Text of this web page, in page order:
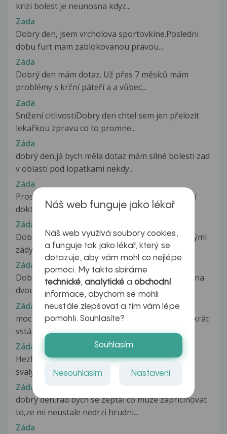
krizi bolest je neunosna kdyz...
Zada
Dobry den, jsem vrcholova sportovkine.Posledni
dobu furt mam zablokovanou pravou...
Záda
Dobrý den mám dotaz. Už přes 7 měsíců mám
problémy s krční páteří a a vůbec...
Zada
Snížení citlivostiDobry den chtel sem jen přelozit
lekařkou zpravu co to promne...
Záda
dobrý den,já bych měla dotaz mám silné bolesti zad
v oblasti pod lopatkami nekdy...
Záda
Prosím o vysvětlení rentgenového snímku, paní
doktorka jej založila zpět a jen...
Záda
Dobrý den, již několik let mám problém s bolavými
zády. Vždy to po čase přešlo...
Záda
Dobrý den, prosím o radu. O víkendu jsem byla na
dvoudenním semináři hormonální...
Záda
moc mě bolí dole v bederní části a nemohu kolikrát
vstát i z postele jsou to...
Záda
Hezký den,chtěla by jsem se vás zeptat bolí mě
svaly na zádech pod lopatkami...
Záda
dobry den,rád bych se zeptal co muze zapricinovat
to,ze mi neustale nedrzi hrudni...
Záda
Náš web funguje jako lékař
Náš web využívá soubory cookies,
a funguje tak jako lékař, který se
dotazuje, aby vám mohl co nejlépe
pomoci. My takto sbíráme
technické,analytické a obchodní
informace, abychom se mohli
neustále zlepšovat a tím vám lépe
pomohli. Souhlasíte?
Souhlasím
Nesouhlasím Nastavení